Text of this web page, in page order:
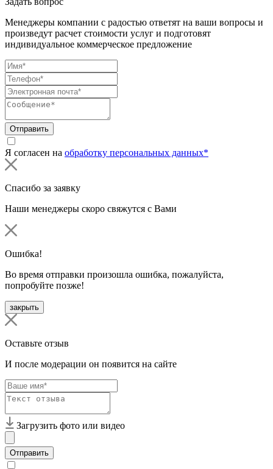
Менеджеры компании с радостью ответят на ваши вопросы и
произведут расчет стоимости услуг и подготовят
индивидуальное коммерческое предложение
Отправить
Я согласен на обработку персональных данных*
Спасибо за заявку
Наши менеджеры скоро свяжутся с Вами
Ошибка!
Во время отправки произошла ошибка, пожалуйста,
попробуйте позже!
закрыть
Оставьте отзыв
И после модерации он появится на сайте
Загрузить фото или видео
Отправить